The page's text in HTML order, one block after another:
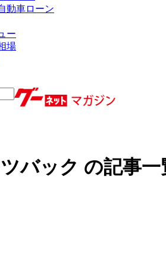
動車ローン
ー
場
バック の記事一